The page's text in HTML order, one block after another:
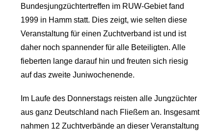
Bundesjungzüchtertreffen im RUW-Gebiet fand
1999 in Hamm statt. Dies zeigt, wie selten diese
Veranstaltung für einen Zuchtverband ist und ist
daher noch spannender für alle Beteiligten. Alle
fieberten lange darauf hin und freuten sich riesig
auf das zweite Juniwochenende.
Im Laufe des Donnerstags reisten alle Jungzüchter
aus ganz Deutschland nach Fließem an. Insgesamt
nahmen 12 Zuchtverbände an dieser Veranstaltung